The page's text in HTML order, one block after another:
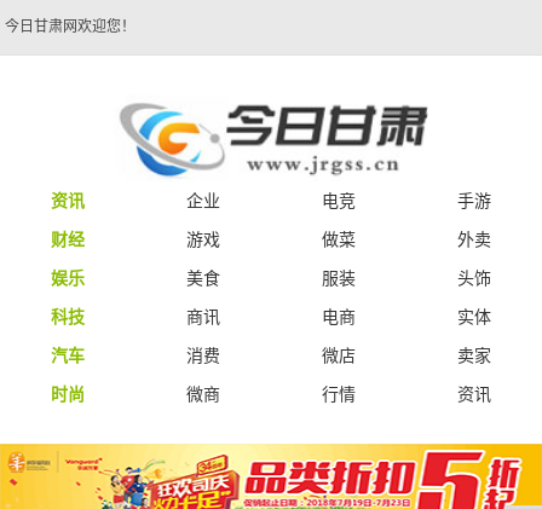
今日甘肃网欢迎您！
资讯 企业 电竞
手游
财经
游戏 做菜
外卖
娱乐
美食 服装
头饰
科技
商讯 电商
实体
汽车
消费 微店
卖家
时尚
微商 行情 资讯